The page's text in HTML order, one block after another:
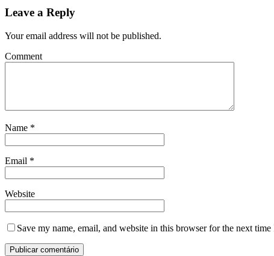
Leave a Reply
Your email address will not be published.
Comment
Name *
Email *
Website
Save my name, email, and website in this browser for the next time